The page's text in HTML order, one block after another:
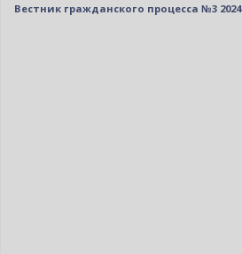
Вестник гражданского процесса №3 2024